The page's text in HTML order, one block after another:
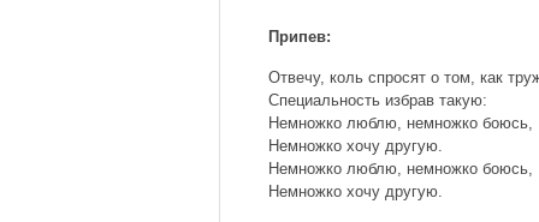
Припев:
Отвечу, коль спросят о том, как
Специальность избрав такую:
Немножко люблю, немножко боюсь,
Немножко хочу другую.
Немножко люблю, немножко боюсь,
Немножко хочу другую.